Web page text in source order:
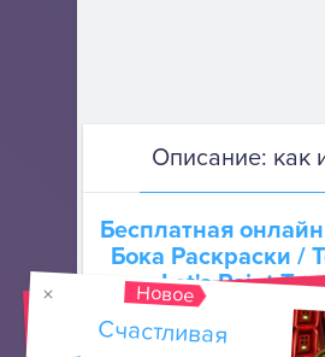
Описание: как
Бесплатная
Бока Раскраски /
Let's Paint
Новое
Счастливая
обезьянка уровень